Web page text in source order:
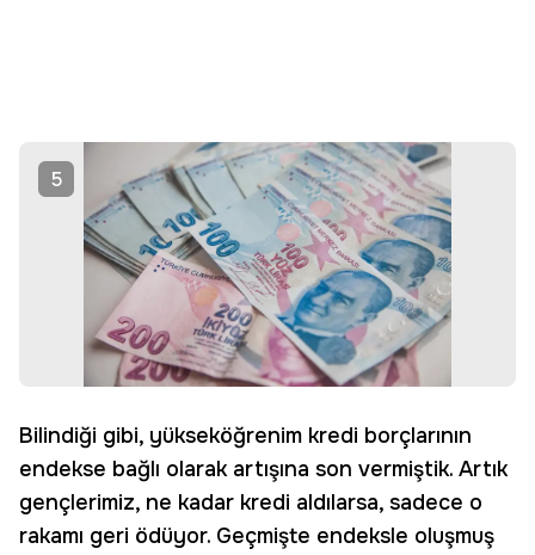
5
Bilindiği gibi, yükseköğrenim kredi borçlarının
endekse bağlı olarak artışına son vermiştik. Artık
gençlerimiz, ne kadar kredi aldılarsa, sadece o
rakamı geri ödüyor. Geçmişte endeksle oluşmuş